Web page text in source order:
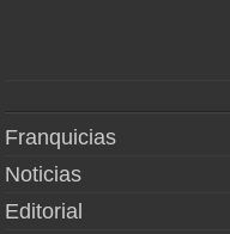
Franquicias
Noticias
Editorial